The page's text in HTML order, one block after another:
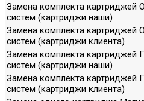
Замена комплекта картриджей
систем (картриджи наши)
Замена комплекта картриджей
систем (картриджи клиента)
Замена комплекта картриджей
систем (картриджи наши)
Замена комплекта картриджей
систем (картриджи клиента)